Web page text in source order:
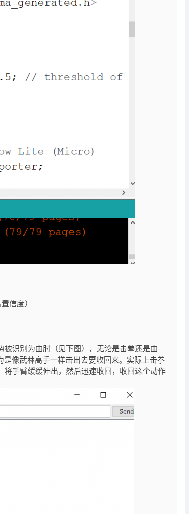
信度）
识别为曲肘（见下图），无论是击拳还是曲
像武林高手一样击出去要收回来。实际上击拳
手臂缓缓伸出，然后迅速收回，收回这个动作